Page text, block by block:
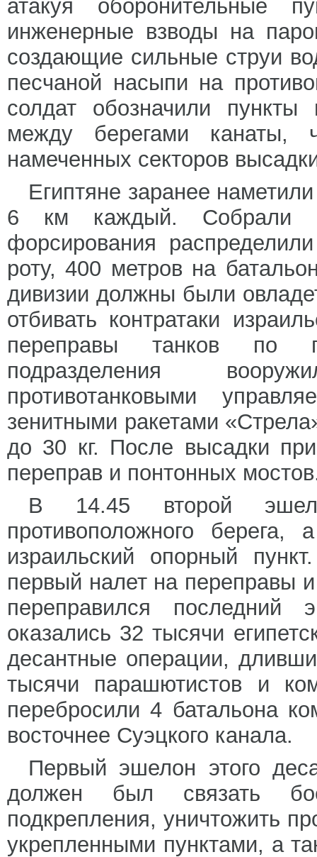
атакуя оборонительные
инженерные взводы на
создающие сильные струи
песчаной насыпи на
солдат обозначили
между берегами канаты,
намеченных секторов
Египтяне заранее
6 км каждый. Собрали
форсирования
роту, 400 метров на
дивизии должны были
отбивать контратаки
переправы танков по
подразделения
противотанковыми
зенитными ракетами
до 30 кг. После высадки
переправ и понтонных
В 14.45 второй
противоположного
израильский опорный
первый налет на переправы
переправился
оказались 32 тысячи
десантные операции,
тысячи парашютистов и
перебросили 4 батальона
восточнее Суэцкого канала.
Первый эшелон этого
должен был связать
подкрепления, уничтожить
укрепленными пунктами, а